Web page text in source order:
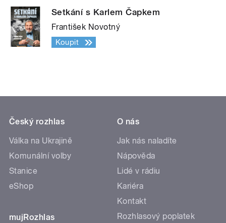
Setkání s Karlem Čapkem
František Novotný
Koupit
Český rozhlas
Válka na Ukrajině
Komunální volby
Stanice
eShop
mujRozhlas
O nás
Jak nás naladíte
Nápověda
Lidé v rádiu
Kariéra
Kontakt
Rozhlasový poplatek